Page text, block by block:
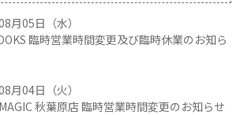
月05日（水）
臨時営業時間変更及び臨時休業のお知ら
月04日（火）
秋葉原店 臨時営業時間変更のお知らせ